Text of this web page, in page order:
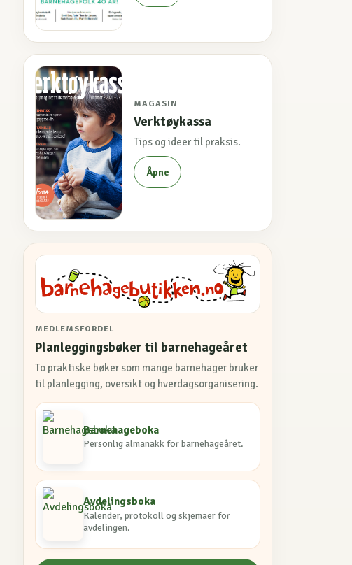
MAGASIN
Verktøykassa
Tips og ideer til praksis.
Åpne
MEDLEMSFORDEL
Planleggingsbøker til barnehageåret
To praktiske bøker som mange barnehager bruker
til planlegging, oversikt og hverdagsorganisering.
Barnehageboka
Personlig almanakk for barnehageåret.
Avdelingsboka
Kalender, protokoll og skjemaer for
avdelingen.